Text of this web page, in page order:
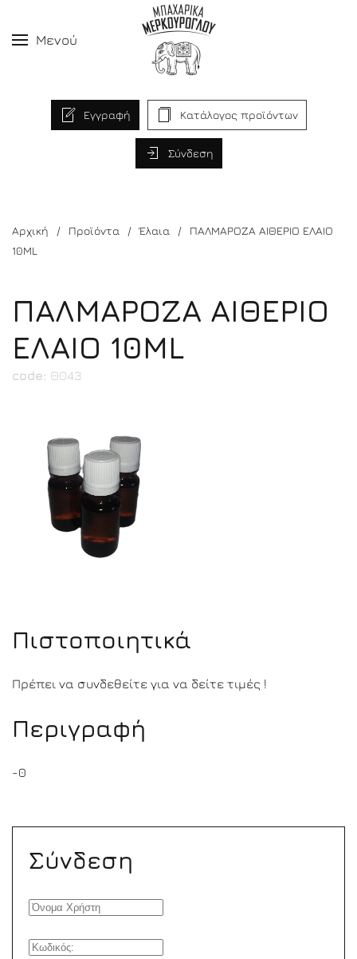
Μενού
Εγγραφή Κατάλογος προϊόντων
Σύνδεση
Αρχική Προϊόντα Έλαια
ΠΑΛΜΑΡΟΖΑ ΑΙΘΕΡΙΟ ΕΛΑΙΟ
10ML
ΠΑΛΜΑΡΟΖΑ ΑΙΘΕΡΙΟ
ΕΛΑΙΟ 10ML
code: Θ043
Πιστοποιητικά
Πρέπει να συνδεθείτε για να δείτε τιμές !
Περιγραφή
-0
Σύνδεση